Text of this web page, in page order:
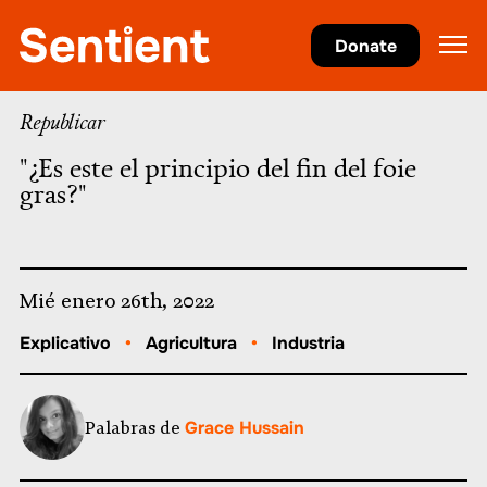
Donate
Republicar
"¿Es este el principio del fin del foie
gras?"
Mié enero 26th, 2022
Explicativo • Agricultura • Industria
Palabras de Grace Hussain